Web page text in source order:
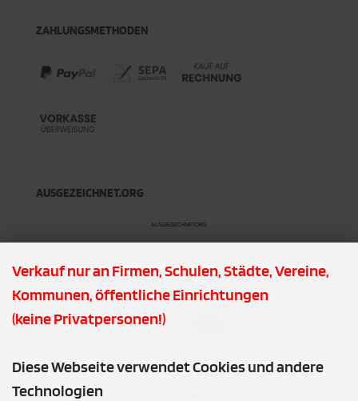
ZAHLUNGSMETHODEN
AUSGEZEICHNET.ORG
AUSGEZEICHNET.ORG
PDF DOWNLOADS
Verkauf nur an Firmen, Schulen, Städte, Vereine,
Kommunen, öffentliche Einrichtungen
(keine Privatpersonen!)
Diese Webseite verwendet Cookies und andere
Technologien